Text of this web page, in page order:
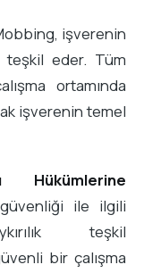
işverenin
teşkil eder. Tüm
ortamında
işverenin temel
ile ilgili
teşkil
bir çalışma